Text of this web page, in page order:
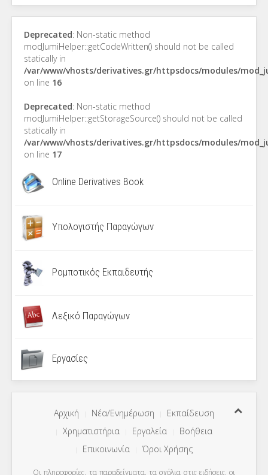
Deprecated: Non-static method
modJumiHelper::getCodeWritten() should not be called
statically in
/var/www/vhosts/derivatives.gr/httpsdocs/modules/
on line 16
Deprecated: Non-static method
modJumiHelper::getStorageSource() should not be called
statically in
/var/www/vhosts/derivatives.gr/httpsdocs/modules/
on line 17
Online Derivatives Book
Υπολογιστής Παραγώγων
Ρομποτικός Εκπαιδευτής
Λεξικό Παραγώγων
Εργασίες
Αρχική Νέα/Ενημέρωση
Εκπαίδευση
Χρηματιστήρια
Εργαλεία
Βοήθεια
Επικοινωνία
Όροι Χρήσης
Οι πληροφορίες, τα παραδείγματα, τα σχόλια στις ειδήσεις, οι